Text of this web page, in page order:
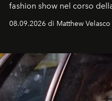
fashion show nel corso
08.09.2026 di Matthew Velasco